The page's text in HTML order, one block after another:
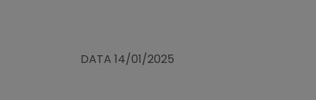
DATA 14/01/2025